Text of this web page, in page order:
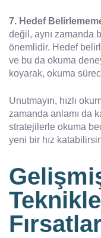
7. Hedef
değil, aynı zamanda
önemlidir. Hedef
ve bu da okuma
koyarak, okuma
Unutmayın, hızlı
zamanda anlamı da
stratejilerle okuma
yeni bir hız